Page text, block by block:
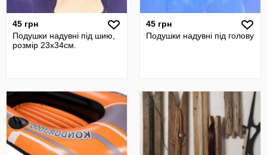
45 грн
Подушки надувні під шию,
розмір 23х34см.
45 грн
Подушки надувні під голову